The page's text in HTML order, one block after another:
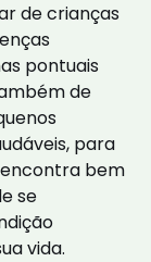
de crianças
pontuais
de
para
bem
se
vida.